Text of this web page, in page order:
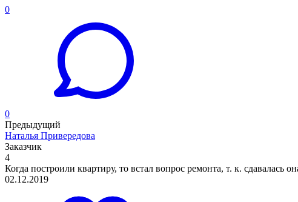
0
0
Предыдущий
Наталья Привередова
Заказчик
4
Когда построили квартиру, то встал вопрос ремонта, т. к. сдавалась
02.12.2019